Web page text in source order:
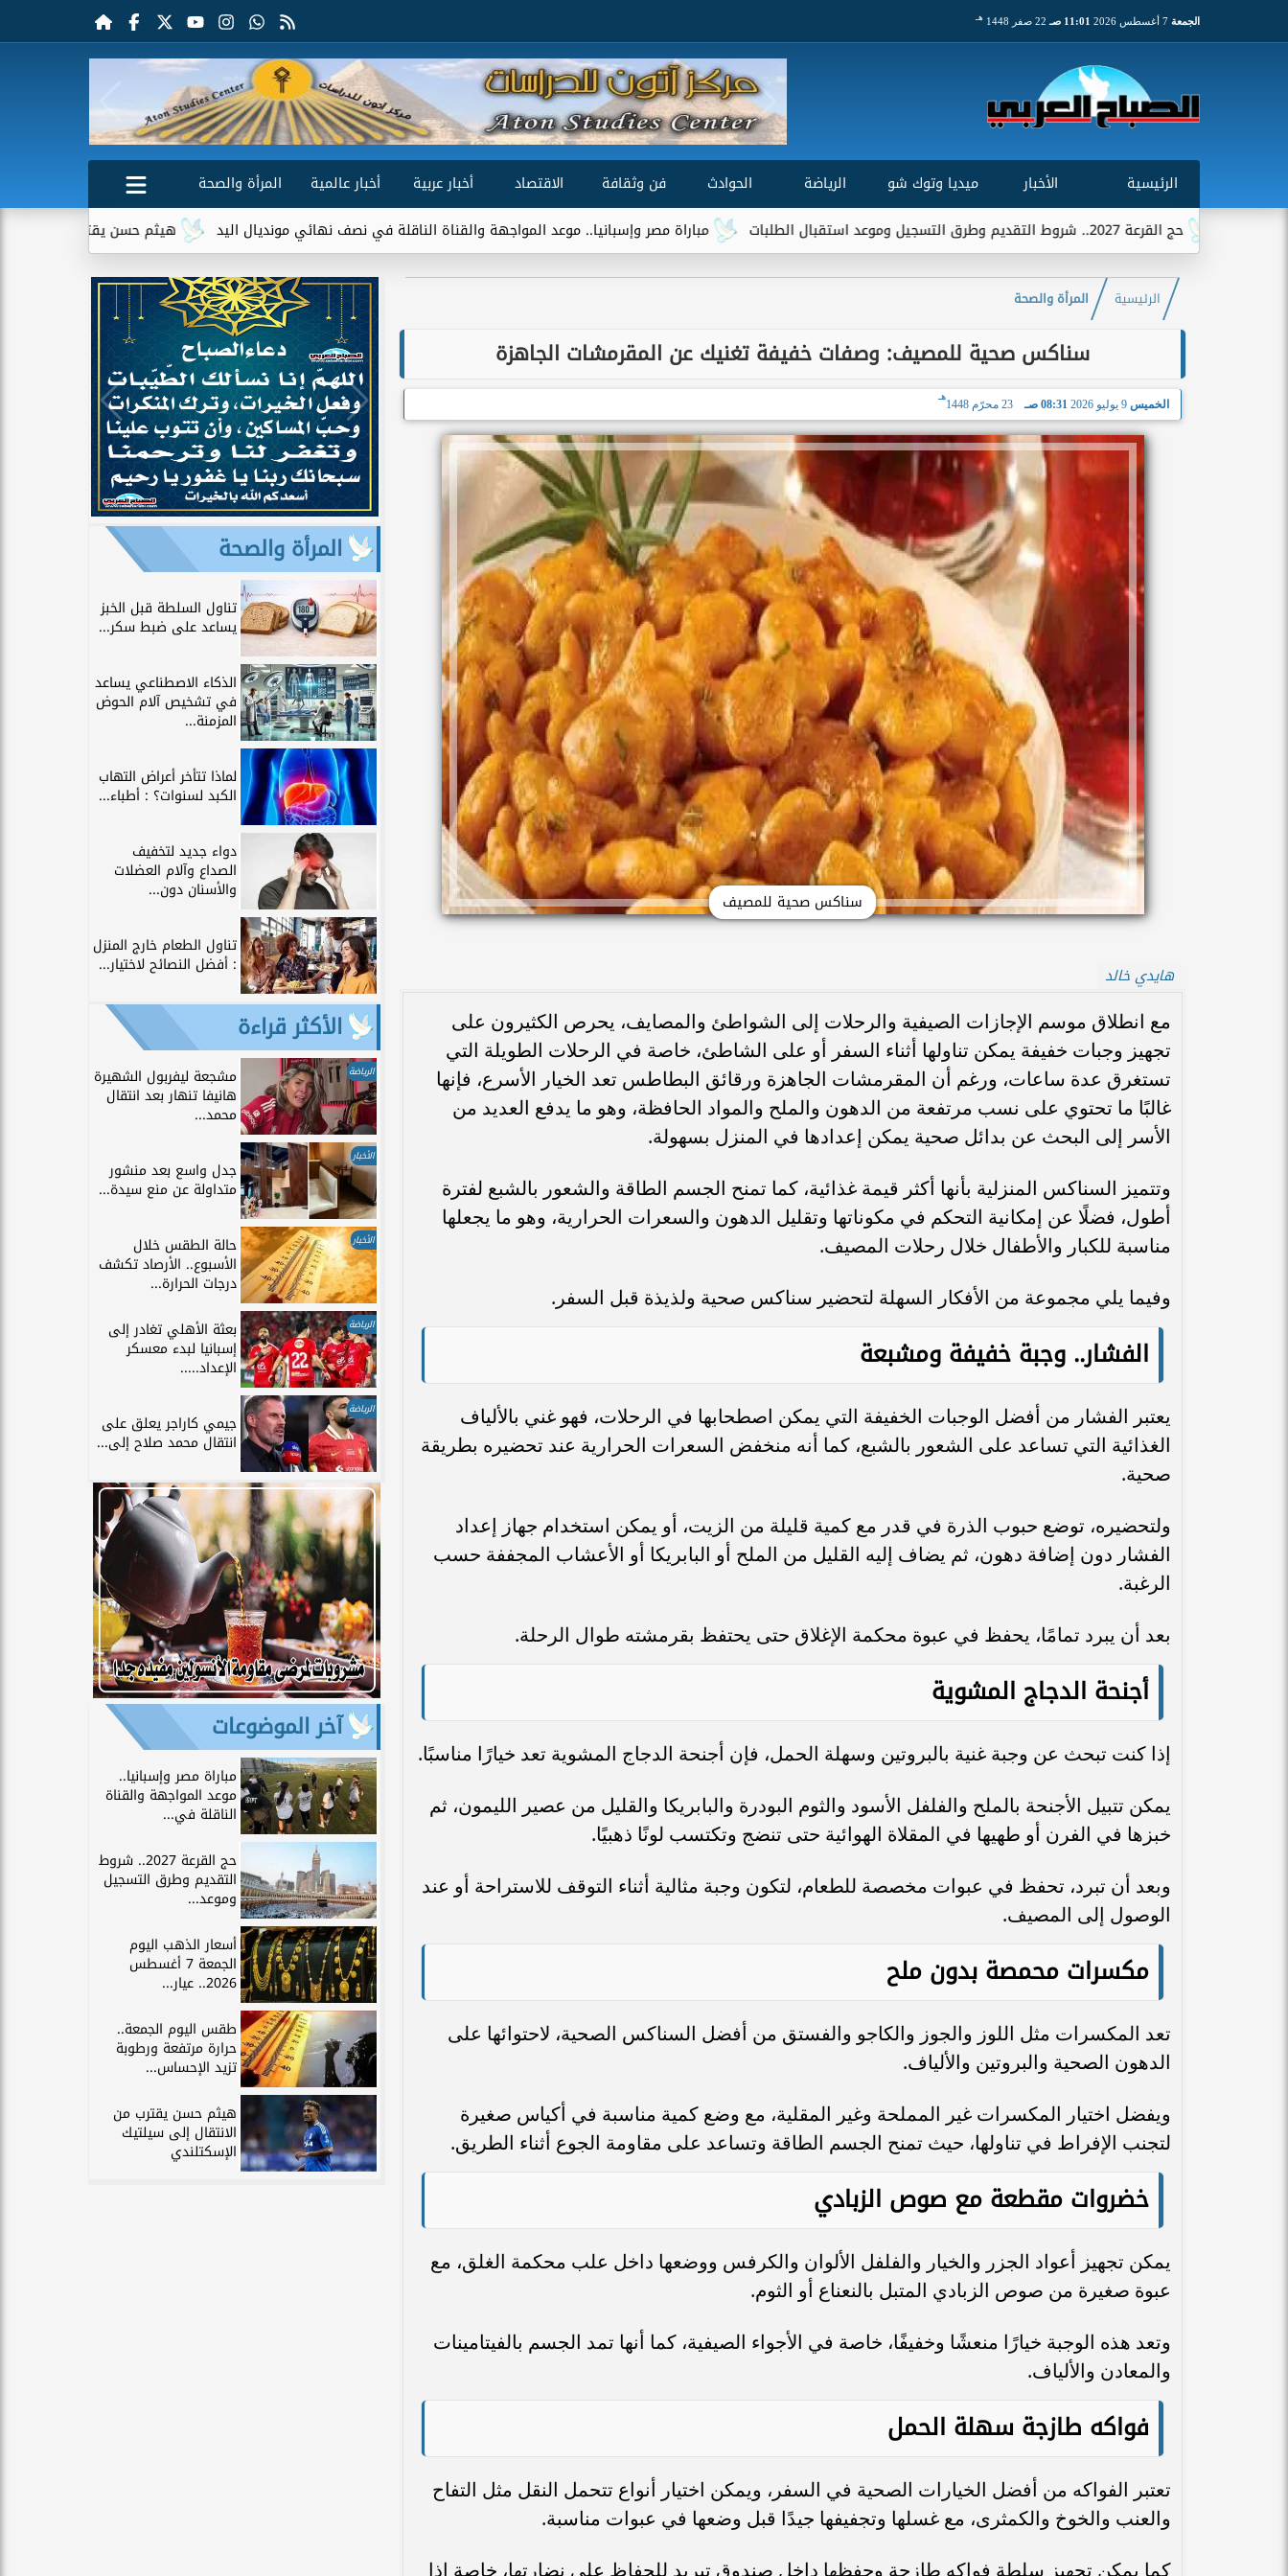
الجمعة 11:01 صـ 22 صفر 1448 هـ
الرئيسية الأخبار ميديا وتوك شو الرياضة الحوادث فن وثقافة الاقتصاد أخبار عربية أخبار عالمية
المرأة والصحة
هيثم حسن يقترب من الانتقال إلى سيلتيك
مباراة مصر وإسبانيا.. موعد المواجهة والقناة الناقلة في نصف نهائي مونديال اليد
الرئيسية المرأة والصحة
سناكس صحية للمصيف: وصفات خفيفة تغنيك عن المقرمشات الجاهزة
الخميس 9 يوليو 2026 08:31 صـ 23 محرّم 1448
هـ
سناكس صحية للمصيف
هايدي خالد
مع انطلاق موسم الإجازات الصيفية والرحلات إلى الشواطئ والمصايف، يحرص الكثيرون على
تجهيز وجبات خفيفة يمكن تناولها أثناء السفر أو على الشاطئ، خاصة في الرحلات الطويلة التي
تستغرق عدة ساعات، ورغم أن المقرمشات الجاهزة ورقائق البطاطس تعد الخيار الأسرع، فإنها
غالبًا ما تحتوي على نسب مرتفعة من الدهون والملح والمواد الحافظة، وهو ما يدفع العديد من
الأسر إلى البحث عن بدائل صحية يمكن إعدادها في المنزل بسهولة.
وتتميز السناكس المنزلية بأنها أكثر قيمة غذائية، كما تمنح الجسم الطاقة والشعور بالشبع لفترة
أطول، فضلًا عن إمكانية التحكم في مكوناتها وتقليل الدهون والسعرات الحرارية، وهو ما يجعلها
مناسبة للكبار والأطفال خلال رحلات المصيف.
وفيما يلي مجموعة من الأفكار السهلة لتحضير سناكس صحية ولذيذة قبل السفر.
الفشار.. وجبة خفيفة ومشبعة
يعتبر الفشار من أفضل الوجبات الخفيفة التي يمكن اصطحابها في الرحلات، فهو غني بالألياف
الغذائية التي تساعد على الشعور بالشبع، كما أنه منخفض السعرات الحرارية عند تحضيره بطريقة
صحية.
ولتحضيره، توضع حبوب الذرة في قدر مع كمية قليلة من الزيت، أو يمكن استخدام جهاز إعداد
الفشار دون إضافة دهون، ثم يضاف إليه القليل من الملح أو البابريكا أو الأعشاب المجففة حسب
الرغبة.
بعد أن يبرد تمامًا، يحفظ في عبوة محكمة الإغلاق حتى يحتفظ بقرمشته طوال الرحلة.
أجنحة الدجاج المشوية
إذا كنت تبحث عن وجبة غنية بالبروتين وسهلة الحمل، فإن أجنحة الدجاج المشوية تعد خيارًا مناسبًا.
يمكن تتبيل الأجنحة بالملح والفلفل الأسود والثوم البودرة والبابريكا والقليل من عصير الليمون، ثم
خبزها في الفرن أو طهيها في المقلاة الهوائية حتى تنضج وتكتسب لونًا ذهبيًا.
وبعد أن تبرد، تحفظ في عبوات مخصصة للطعام، لتكون وجبة مثالية أثناء التوقف للاستراحة أو عند
الوصول إلى المصيف.
مكسرات محمصة بدون ملح
تعد المكسرات مثل اللوز والجوز والكاجو والفستق من أفضل السناكس الصحية، لاحتوائها على
الدهون الصحية والبروتين والألياف.
ويفضل اختيار المكسرات غير المملحة وغير المقلية، مع وضع كمية مناسبة في أكياس صغيرة
لتجنب الإفراط في تناولها، حيث تمنح الجسم الطاقة وتساعد على مقاومة الجوع أثناء الطريق.
خضروات مقطعة مع صوص الزبادي
يمكن تجهيز أعواد الجزر والخيار والفلفل الألوان والكرفس ووضعها داخل علب محكمة الغلق، مع
عبوة صغيرة من صوص الزبادي المتبل بالنعناع أو الثوم.
وتعد هذه الوجبة خيارًا منعشًا وخفيفًا، خاصة في الأجواء الصيفية، كما أنها تمد الجسم بالفيتامينات
والمعادن والألياف.
فواكه طازجة سهلة الحمل
تعتبر الفواكه من أفضل الخيارات الصحية في السفر، ويمكن اختيار أنواع تتحمل النقل مثل التفاح
والعنب والخوخ والكمثرى، مع غسلها وتجفيفها جيدًا قبل وضعها في عبوات مناسبة.
كما يمكن تجهيز سلطة فواكه طازجة وحفظها داخل صندوق تبريد للحفاظ على نضارتها، خاصة إذا
المرأة والصحة
تناول السلطة قبل الخبز
يساعد على ضبط سكر...
الذكاء الاصطناعي يساعد
في تشخيص آلام الحوض
المزمنة...
لماذا تتأخر أعراض التهاب
الكبد لسنوات؟ : أطباء...
دواء جديد لتخفيف
الصداع وآلام العضلات
والأسنان دون...
تناول الطعام خارج المنزل
: أفضل النصائح لاختيار...
الأكثر قراءة
الرياضة مشجعة ليفربول الشهيرة
هانيفا تنهار بعد انتقال
محمد...
الأخبار
جدل واسع بعد منشور
متداولة عن منع سيدة...
الأخبار حالة الطقس خلال
الأسبوع.. الأرصاد تكشف
درجات الحرارة...
الرياضة بعثة الأهلي تغادر إلى
إسبانيا لبدء معسكر
الإعداد.....
الرياضة
جيمي كاراجر يعلق على
انتقال محمد صلاح إلى...
آخر الموضوعات
مباراة مصر وإسبانيا..
موعد المواجهة والقناة
الناقلة في...
حج القرعة 2027.. شروط
التقديم وطرق التسجيل
وموعد...
أسعار الذهب اليوم
الجمعة 7 أغسطس
2026.. عيار...
طقس اليوم الجمعة..
حرارة مرتفعة ورطوبة
تزيد الإحساس...
هيثم حسن يقترب من
الانتقال إلى سيلتيك
الإسكتلندي